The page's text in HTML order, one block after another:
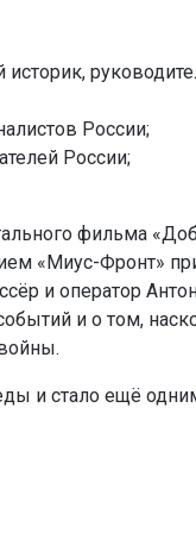
России;
России;
фильма
«Миус-Фронт»
и оператор
и о том,
и стало ещё